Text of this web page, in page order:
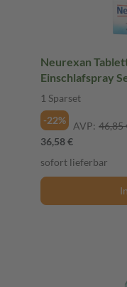
Neurexan
Einschlafspray
1 Sparset
-22%
AVP: 46,85
36,58 €
sofort lieferbar